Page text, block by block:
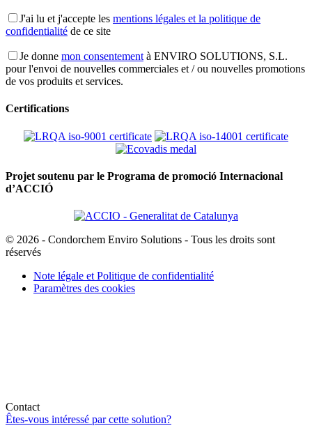
J'ai lu et j'accepte les mentions légales et la politique de
confidentialité de ce site
Je donne mon consentement à ENVIRO SOLUTIONS, S.L.
pour l'envoi de nouvelles commerciales et / ou nouvelles promotions
de vos produits et services.
Certifications
Projet soutenu par le Programa de promoció Internacional
d’ACCIÓ
© 2026 - Condorchem Enviro Solutions - Tous les droits sont
réservés
Note légale et Politique de confidentialité
Paramètres des cookies
Contact
Êtes-vous intéressé par cette solution?